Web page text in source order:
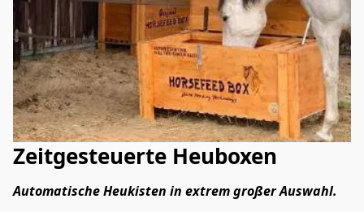
Zeitgesteuerte Heuboxen
Automatische Heukisten in extrem großer Auswahl.